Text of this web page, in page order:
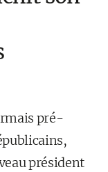
pré-
président